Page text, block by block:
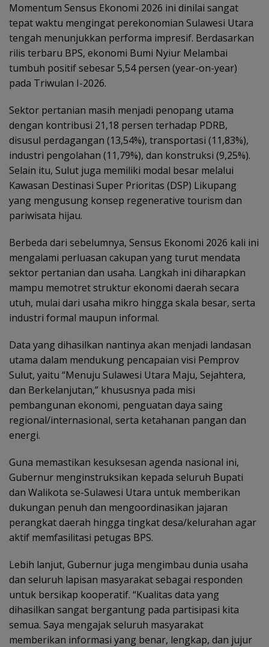
Momentum Sensus Ekonomi 2026 ini dinilai sangat
tepat waktu mengingat perekonomian Sulawesi Utara
tengah menunjukkan performa impresif. Berdasarkan
rilis terbaru BPS, ekonomi Bumi Nyiur Melambai
tumbuh positif sebesar 5,54 persen (year-on-year)
pada Triwulan I-2026.
Sektor pertanian masih menjadi penopang utama
dengan kontribusi 21,18 persen terhadap PDRB,
disusul perdagangan (13,54%), transportasi (11,83%),
industri pengolahan (11,79%), dan konstruksi (9,25%).
Selain itu, Sulut juga memiliki modal besar melalui
Kawasan Destinasi Super Prioritas (DSP) Likupang
yang mengusung konsep regenerative tourism dan
pariwisata hijau.
Berbeda dari sebelumnya, Sensus Ekonomi 2026 kali ini
mengalami perluasan cakupan yang turut mendata
sektor pertanian dan usaha. Langkah ini diharapkan
mampu memotret struktur ekonomi daerah secara
utuh, mulai dari usaha mikro hingga skala besar, serta
industri formal maupun informal.
Data yang dihasilkan nantinya akan menjadi landasan
utama dalam mendukung pencapaian visi Pemprov
Sulut, yaitu “Menuju Sulawesi Utara Maju, Sejahtera,
dan Berkelanjutan,” khususnya pada misi
pembangunan ekonomi, penguatan daya saing
regional/internasional, serta ketahanan pangan dan
energi.
Guna memastikan kesuksesan agenda nasional ini,
Gubernur menginstruksikan kepada seluruh Bupati
dan Walikota se-Sulawesi Utara untuk memberikan
dukungan penuh dan mengoordinasikan jajaran
perangkat daerah hingga tingkat desa/kelurahan agar
aktif memfasilitasi petugas BPS.
Lebih lanjut, Gubernur juga mengimbau dunia usaha
dan seluruh lapisan masyarakat sebagai responden
untuk bersikap kooperatif. “Kualitas data yang
dihasilkan sangat bergantung pada partisipasi kita
semua. Saya mengajak seluruh masyarakat
memberikan informasi yang benar, lengkap, dan jujur